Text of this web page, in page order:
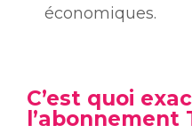
économiques.
C’est quoi
l’abonnement